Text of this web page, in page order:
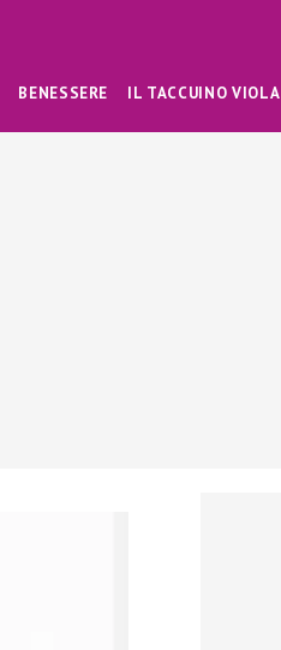
BENESSERE IL TACCUINO VIOLA